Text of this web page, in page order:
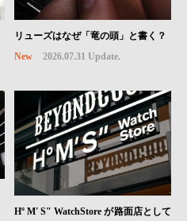
リューズはなぜ「竜の頭」と書く？
New
2026.07.31 Update.
Hº M' S" WatchStore が路面店として